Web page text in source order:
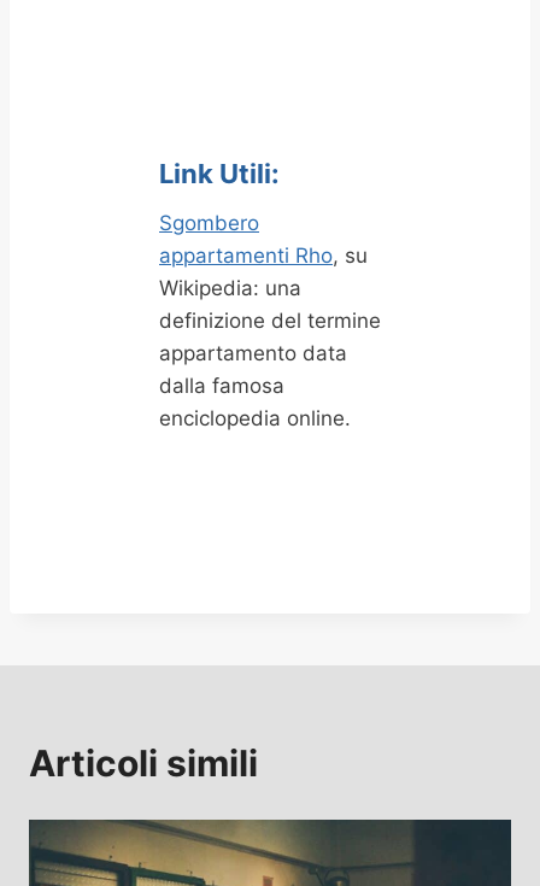
Link Utili:
Sgombero
appartamenti Rho, su
Wikipedia: una
definizione del termine
appartamento data
dalla famosa
enciclopedia online.
Articoli simili